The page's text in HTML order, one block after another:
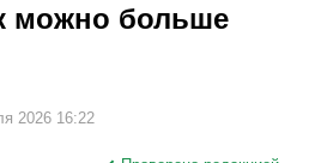
можно больше
2026 16:22